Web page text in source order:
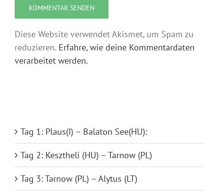
Diese Website verwendet Akismet, um Spam zu
reduzieren. Erfahre, wie deine Kommentardaten
verarbeitet werden.
Tag 1: Plaus(I) – Balaton See(HU):
Tag 2: Kesztheli (HU) – Tarnow (PL)
Tag 3: Tarnow (PL) – Alytus (LT)